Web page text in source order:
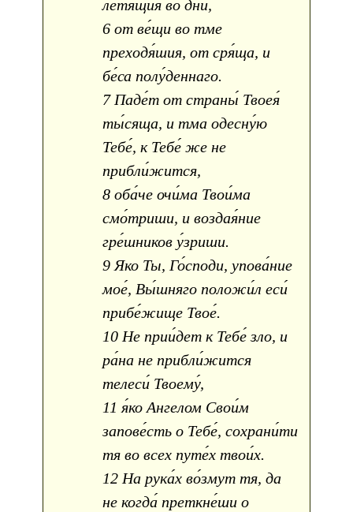
летя́щия во дни,
6 от ве́щи во тме
преходя́шия, от сря́ща, и
бе́са полу́деннаго.
7 Паде́т от страны́ Твоея́
ты́сяща, и тма одесну́ю
Тебе́, к Тебе́ же не
прибли́жится,
8 оба́че очи́ма Твои́ма
смо́триши, и воздая́ние
гре́шников у́зриши.
9 Яко Ты, Го́споди, упова́ние
мое́, Вы́шняго положи́л еси́
прибе́жище Твое́.
10 Не прии́дет к Тебе́ зло, и
ра́на не прибли́жится
телеси́ Твоему́,
11 я́ко Ангелом Свои́м
запове́сть о Тебе́, сохрани́ти
тя во всех путе́х твои́х.
12 На рука́х во́змут тя, да
не когда́ преткне́ши о